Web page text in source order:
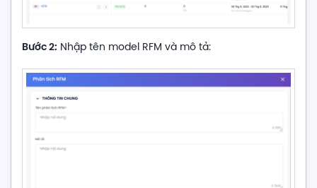
Bước 2: Nhập tên model RFM và mô tả: